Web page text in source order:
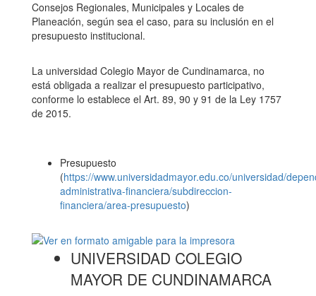
Consejos Regionales, Municipales y Locales de
Planeación, según sea el caso, para su inclusión en el
presupuesto institucional.
La universidad Colegio Mayor de Cundinamarca, no
está obligada a realizar el presupuesto participativo,
conforme lo establece el Art. 89, 90 y 91 de la Ley 1757
de 2015.
Presupuesto
(https://www.universidadmayor.edu.co/universidad/
administrativa-financiera/subdireccion-
financiera/area-presupuesto)
UNIVERSIDAD COLEGIO
MAYOR DE CUNDINAMARCA